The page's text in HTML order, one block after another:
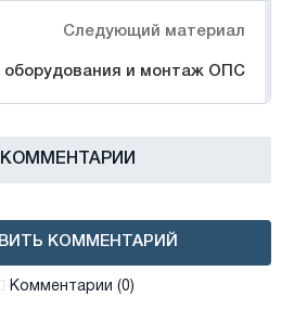
Следующий материал
оборудования и монтаж ОПС
КОММЕНТАРИИ
КОММЕНТАРИЙ
Комментарии (0)